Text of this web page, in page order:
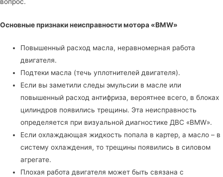
Основные признаки неисправности мотора «BMW»
Повышенный расход масла, неравномерная работа
двигателя.
Подтеки масла (течь уплотнителей двигателя).
Если вы заметили следы эмульсии в масле или
повышенный расход антифриза, вероятнее всего, в блоках
цилиндров появились трещины. Эта неисправность
определяется при визуальной диагностике ДВС «BMW».
Если охлаждающая жидкость попала в картер, а масло – в
систему охлаждения, то трещины появились в силовом
агрегате.
Плохая работа двигателя может быть связана с